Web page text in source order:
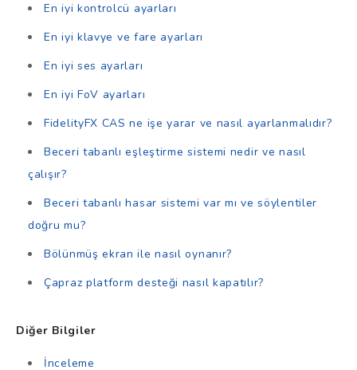
En iyi kontrolcü ayarları
En iyi klavye ve fare ayarları
En iyi ses ayarları
En iyi FoV ayarları
FidelityFX CAS ne işe yarar ve nasıl ayarlanmalıdır?
Beceri tabanlı eşleştirme sistemi nedir ve nasıl
çalışır?
Beceri tabanlı hasar sistemi var mı ve söylentiler
doğru mu?
Bölünmüş ekran ile nasıl oynanır?
Çapraz platform desteği nasıl kapatılır?
Diğer Bilgiler
İnceleme